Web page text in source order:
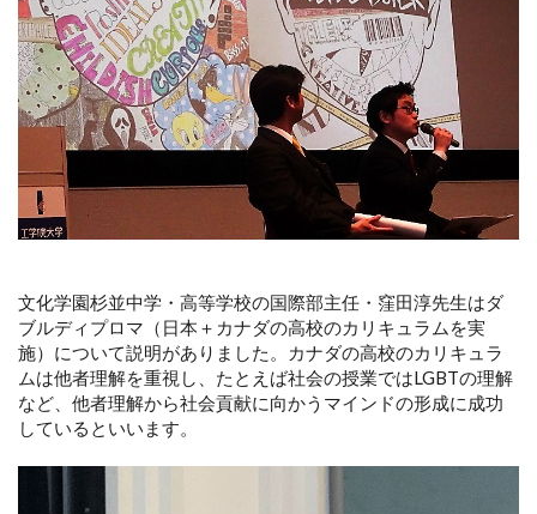
文化学園杉並中学・高等学校の国際部主任・窪田淳先生はダ
ブルディプロマ（日本＋カナダの高校のカリキュラムを実
施）について説明がありました。カナダの高校のカリキュラ
ムは他者理解を重視し、たとえば社会の授業ではLGBTの理解
など、他者理解から社会貢献に向かうマインドの形成に成功
しているといいます。